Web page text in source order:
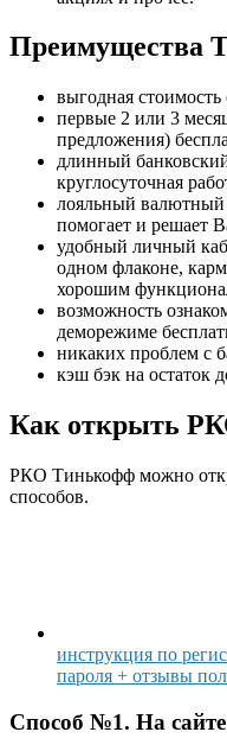
Преимущества
выгодная
первые 2 или 3
предложения)
длинный
круглосуточная
лояльный валютный
помогает и решает
удобный личный
одном флаконе,
хорошим
возможность
деморежиме
никаких проблем с
кэш бэк на остаток
Как открыть
РКО Тинькофф можно
способов.
инструкция по
пароля + отзывы
Способ №1. На